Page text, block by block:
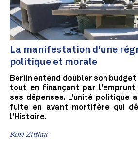
La manifestation d'une
politique et morale
Berlin entend doubler son
tout en finançant par
ses dépenses. L'unité politique
fuite en avant mortifère qui
l'Histoire.
René Zittlau